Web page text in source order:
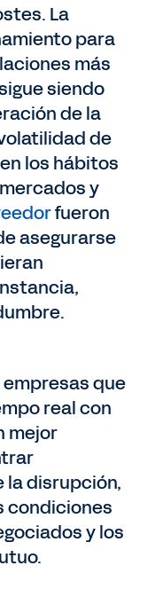
La
para
más
siendo
de la
de
los hábitos
y
fueron
asegurarse
que
real con
mejor
la disrupción,
condiciones
y los